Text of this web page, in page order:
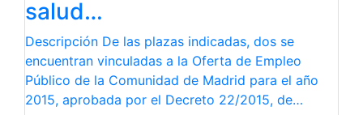
salud…
Descripción De las plazas indicadas, dos se
encuentran vinculadas a la Oferta de Empleo
Público de la Comunidad de Madrid para el año
2015, aprobada por el Decreto 22/2015, de…